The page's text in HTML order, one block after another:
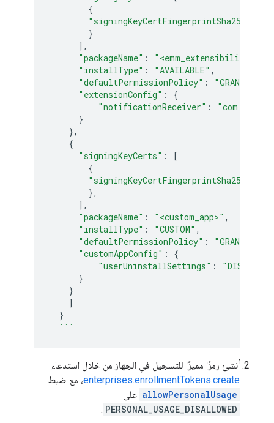
{
"signingKeyCertFingerprintSha256"
}
],
"packageName" :
"installType" : "AVAILABLE" ,
"defaultPermissionPolicy" : "GRANT"
"extensionConfig" :
{
"notificationReceiver" :
}
},
{
"signingKeyCerts" :
[
{
"signingKeyCertFingerprintSha256"
},
],
"packageName" : "<custom_app>" ,
"installType" : "CUSTOM" ,
"defaultPermissionPolicy" : "GRANT"
"customAppConfig" :
{
"userUninstallSettings" :
}
}
]
}
```
أنشئ رمزًا مميزًا للتسجيل في الجهاز من خلال استدعاء
enterprises.enrollmentTokens.create، مع ضبط
allowPersonalUsage على
PERSONAL_USAGE_DISALLOWED
.